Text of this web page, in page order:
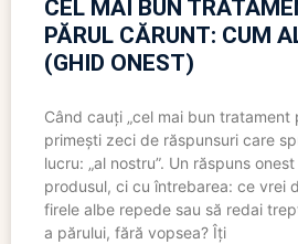
CEL MAI BUN
PĂRUL CĂRUNT: CUM
(GHID ONEST)
Când cauți „cel mai bun tratament
primești zeci de răspunsuri care
lucru: „al nostru”. Un răspuns
produsul, ci cu întrebarea: ce vrei
firele albe repede sau să redai
a părului, fără vopsea? Îți